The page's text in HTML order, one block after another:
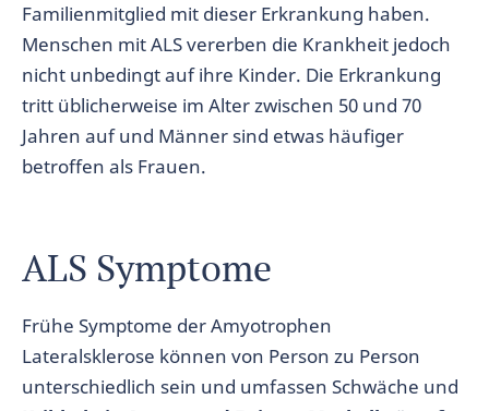
Familienmitglied mit dieser Erkrankung haben.
Menschen mit ALS vererben die Krankheit jedoch
nicht unbedingt auf ihre Kinder. Die Erkrankung
tritt üblicherweise im Alter zwischen 50 und 70
Jahren auf und Männer sind etwas häufiger
betroffen als Frauen.
ALS Symptome
Frühe Symptome der Amyotrophen
Lateralsklerose können von Person zu Person
unterschiedlich sein und umfassen Schwäche und